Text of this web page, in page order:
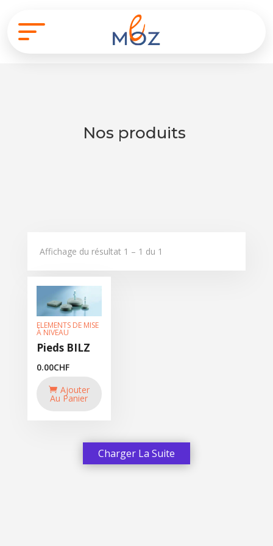
Nos produits
Affichage du résultat 1 – 1 du 1
ELEMENTS DE MISE
À NIVEAU
Pieds BILZ
0.00CHF
Ajouter
Au Panier
Charger La Suite